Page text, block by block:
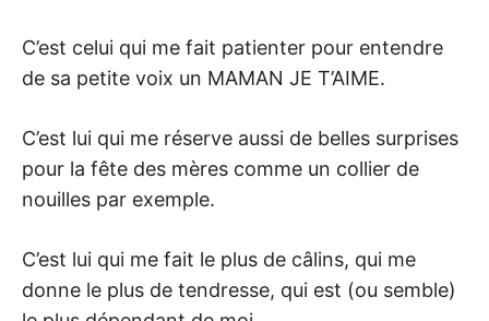
C’est celui qui me fait patienter pour entendre
de sa petite voix un MAMAN JE T’AIME.
C’est lui qui me réserve aussi de belles surprises
pour la fête des mères comme un collier de
nouilles par exemple.
C’est lui qui me fait le plus de câlins, qui me
donne le plus de tendresse, qui est (ou semble)